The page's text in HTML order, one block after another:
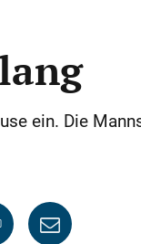
ein. Die